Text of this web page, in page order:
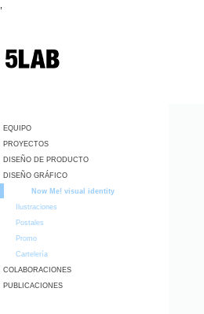
EQUIPO
PROYECTOS
DISEÑO DE PRODUCTO
DISEÑO GRÁFICO
Now Me! visual identity
Ilustraciones
Postales
Promo
Cartelería
COLABORACIONES
PUBLICACIONES